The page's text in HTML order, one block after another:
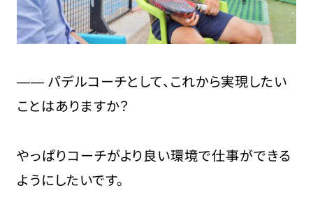
―― パデルコーチとして、これから実現したい
ことはありますか？
やっぱりコーチがより良い環境で仕事ができる
ようにしたいです。